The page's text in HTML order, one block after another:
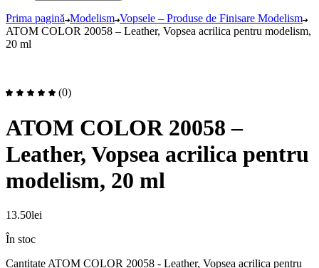
Prima pagină Modelism Vopsele – Produse de Finisare Modelism
ATOM COLOR 20058 – Leather, Vopsea acrilica pentru modelism,
20 ml
(0)
ATOM COLOR 20058 –
Leather, Vopsea acrilica pentru
modelism, 20 ml
13.50lei
În stoc
Cantitate ATOM COLOR 20058 - Leather, Vopsea acrilica pentru